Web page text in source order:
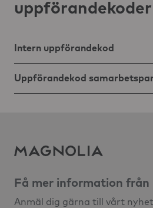
uppförandekoder
Intern uppförandekod
Uppförandekod
Få mer information från
Anmäl dig gärna till vårt